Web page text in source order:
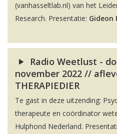
(vanhasseltlab.nl) van het
Research. Presentatie: Gideon
Radio Weetlust -
november 2022 //
THERAPIEDIER
Te gast in deze uitzending:
therapeute en coördinator
Hulphond Nederland.